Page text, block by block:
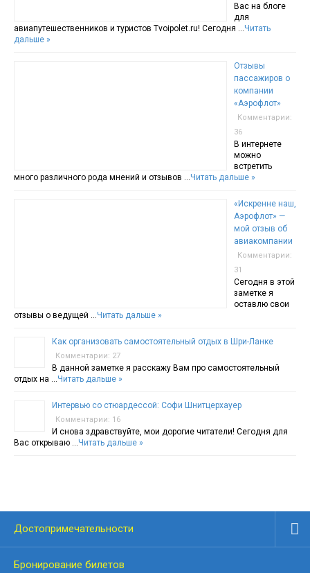
Вас на блоге
для
авиапутешественников и туристов Tvoipolet.ru! Сегодня …Читать
дальше »
Отзывы
пассажиров о
компании
«Аэрофлот»
Комментарии:
36
В интернете
можно
встретить
много различного рода мнений и отзывов …Читать дальше »
«Искренне наш,
Аэрофлот» —
мой отзыв об
авиакомпании
Комментарии:
31
Сегодня в этой
заметке я
оставлю свои
отзывы о ведущей …Читать дальше »
Как организовать самостоятельный отдых в Шри-Ланке
Комментарии: 27
В данной заметке я расскажу Вам про самостоятельный
отдых на …Читать дальше »
Интервью со стюардессой: Софи Шнитцерхауер
Комментарии: 16
И снова здравствуйте, мои дорогие читатели! Сегодня для
Вас открываю …Читать дальше »
Достопримечательности
Бронирование билетов